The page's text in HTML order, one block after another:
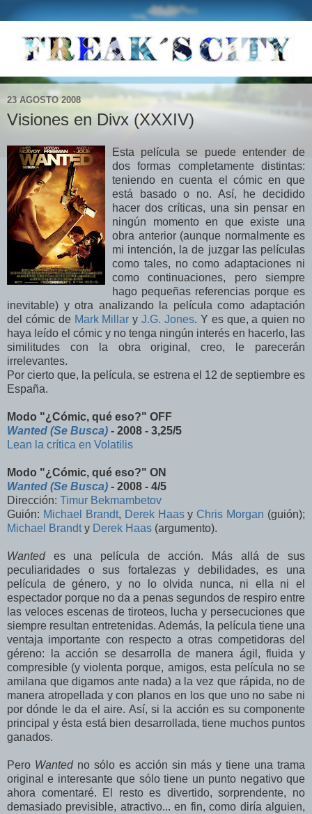
23 AGOSTO 2008
Visiones en Divx (XXXIV)
Esta película se puede entender de
dos formas completamente distintas:
teniendo en cuenta el cómic en que
está basado o no. Así, he decidido
hacer dos críticas, una sin pensar en
ningún momento en que existe una
obra anterior (aunque normalmente es
mi intención, la de juzgar las películas
como tales, no como adaptaciones ni
como continuaciones, pero siempre
hago pequeñas referencias porque es
inevitable) y otra analizando la película como adaptación
del cómic de Mark Millar yJ.G. Jones. Y es que, a quien no
haya leído el cómic y no tenga ningún interés en hacerlo, las
similitudes con la obra original, creo, le parecerán
irrelevantes.
Por cierto que, la película, se estrena el 12 de septiembre es
España.
Modo "¿Cómic, qué eso?" OFF
Wanted (Se Busca) - 2008 - 3,25/5
Lean la crítica en Volatilis
Modo "¿Cómic, qué eso?" ON
Wanted (Se Busca) - 2008 - 4/5
Dirección: Timur Bekmambetov
Guión: Michael Brandt, Derek Haasy Chris Morgan (guión);
Michael Brandty Derek Haas (argumento).
Wantedes una película de acción. Más allá de sus
peculiaridades o sus fortalezas y debilidades, es una
película de género, y no lo olvida nunca, ni ella ni el
espectador porque no da a penas segundos de respiro entre
las veloces escenas de tiroteos, lucha y persecuciones que
siempre resultan entretenidas. Además, la película tiene una
ventaja importante con respecto a otras competidoras del
géreno: la acción se desarrolla de manera ágil, fluida y
compresible (y violenta porque, amigos, esta película no se
amilana que digamos ante nada) a la vez que rápida, no de
manera atropellada y con planos en los que uno no sabe ni
por dónde le da el aire. Así, si la acción es su componente
principal y ésta está bien desarrollada, tiene muchos puntos
ganados.
Pero Wantedno sólo es acción sin más y tiene una trama
original e interesante que sólo tiene un punto negativo que
ahora comentaré. El resto es divertido, sorprendente, no
demasiado previsible, atractivo... en fin, como diría alguien,